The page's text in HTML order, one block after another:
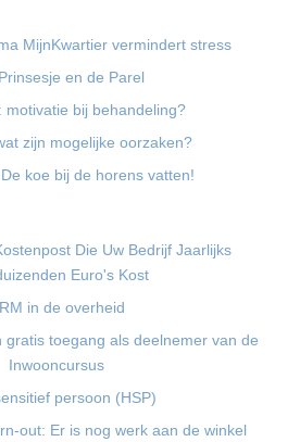
Die Uw Bedrijf Jaarlijks
Euro's Kost
in de overheid
gratis toegang als deelnemer van de
Inwooncursus
persoon (HSP)
out: Er is nog werk aan de winkel
MijnKwartier vermindert stress
en de Parel
motivatie bij behandeling?
zijn mogelijke oorzaken?
koe bij de horens vatten!